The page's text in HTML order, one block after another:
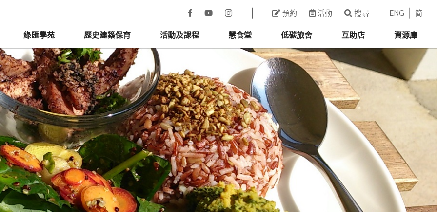
預約 活動 搜尋 ENG 简
綠匯學苑 歷史建築保育 活動及課程 慧食堂 低碳旅舍 互助店 資源庫